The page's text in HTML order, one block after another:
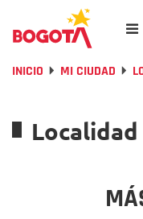
INICIO MI CIUDAD